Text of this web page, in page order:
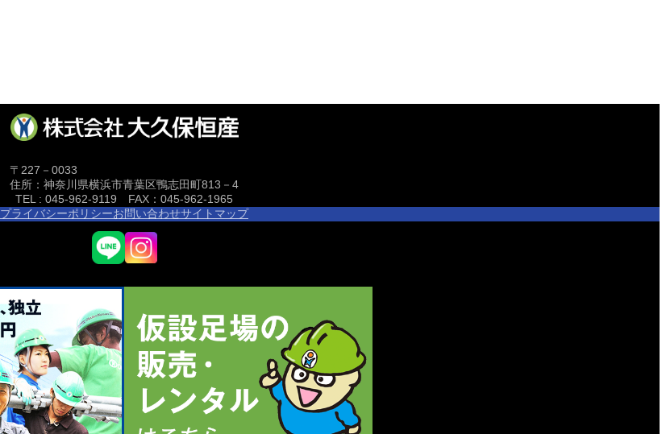
〒227－0033
住所：神奈川県横浜市青葉区鴨志田町813－4
TEL : 045-962-9119 FAX：045-962-1965
プライバシーポリシーお問い合わせサイトマップ